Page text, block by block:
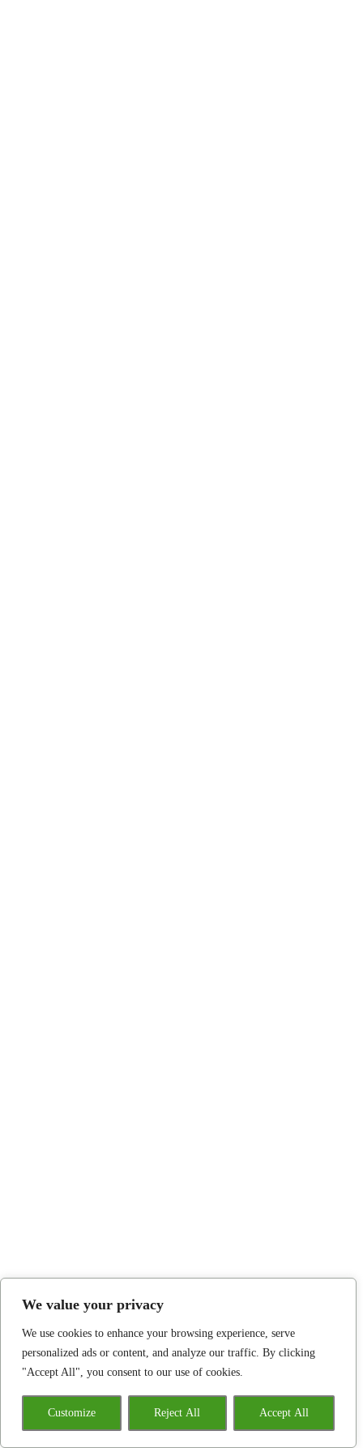
We value your privacy
We use cookies to enhance your browsing experience, serve
personalized ads or content, and analyze our traffic. By clicking
"Accept All", you consent to our use of cookies.
Customize Reject All Accept All